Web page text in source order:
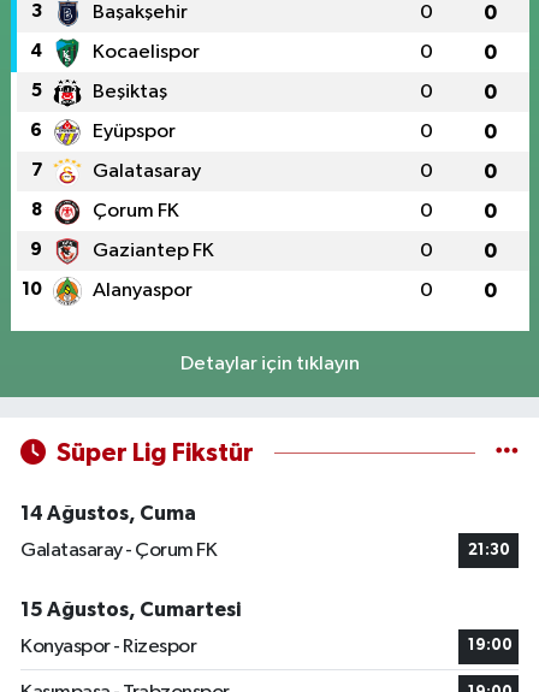
3 Başakşehir 0 0
4 Kocaelispor 0 0
5 Beşiktaş 0 0
6 Eyüpspor 0 0
7 Galatasaray 0 0
8 Çorum FK 0 0
9 Gaziantep FK 0 0
10 Alanyaspor 0 0
Detaylar için tıklayın
Süper Lig Fikstür
14 Ağustos, Cuma
Galatasaray - Çorum FK
21:30
15 Ağustos, Cumartesi
Konyaspor - Rizespor
19:00